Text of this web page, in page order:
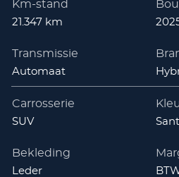
Km-stand
21.347 km
Transmissie
Automaat
Carrosserie
SUV
Bekleding
Leder